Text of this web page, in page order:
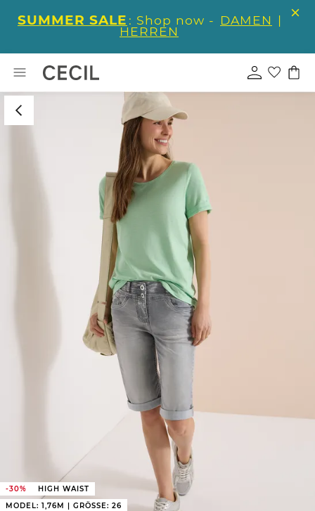
SUMMER SALE : Shop now - DAMEN |
HERREN
-30%
HIGH WAIST
MODEL: 1,76M | GRÖSSE: 26